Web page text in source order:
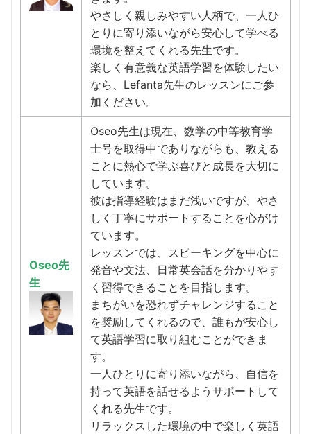
やさしく親しみやすい人柄で、一人ひ
とりに寄り添いながら安心して学べる
環境を整えてくれる先生です。
楽しく有意義な英語学習を体験したい
なら、Lefanta先生のレッスンにご参
加ください。
Oseo先
生
Oseo先生は現在、数学の中等教育学
士号を取得中でありながらも、教える
ことに熱心で学ぶ喜びと成長を大切に
しています。
彼は指導経験はまだ浅いですが、やさ
しく丁寧にサポートすることを心がけ
ています。
レッスンでは、スピーキングを中心に
発音や文法、日常英会話を分かりやす
く習得できることを目指します。
まちがいを恐れずチャレンジすること
を奨励してくれるので、誰もが安心し
て英語学習に取り組むことができま
す。
一人ひとりに寄り添いながら、自信を
持って英語を話せるようサポートして
くれる先生です。
リラックスした環境の中で楽しく英語